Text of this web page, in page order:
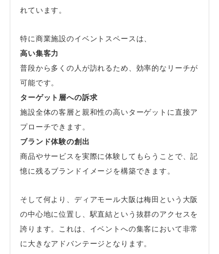
れています。
特に商業施設のイベントスペースは、
高い集客力
普段から多くの人が訪れるため、効率的なリーチが
可能です。
ターゲット層への訴求
施設全体の客層と親和性の高いターゲットに直接ア
プローチできます。
ブランド体験の創出
商品やサービスを実際に体験してもらうことで、記
憶に残るブランドイメージを構築できます。
そして何より、ディアモール大阪は梅田という大阪
の中心地に位置し、駅直結という抜群のアクセスを
誇ります。これは、イベントへの集客において非常
に大きなアドバンテージとなります。